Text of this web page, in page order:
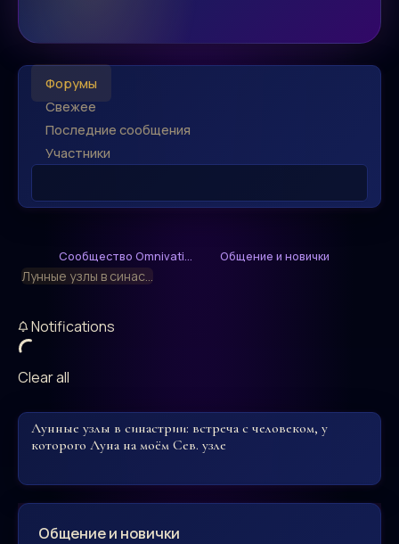
Форумы
Свежее
Последние сообщения
Участники
Сообщество Omnivati... Общение и новички
Лунные узлы в синас...
Notifications
Clear all
Лунные узлы в синастрии: встреча с человеком, у
которого Луна на моём Сев. узле
Общение и новички